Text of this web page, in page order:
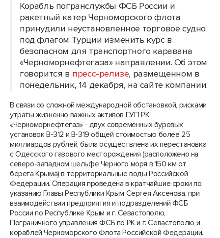
Корабль погранслужбы ФСБ России и
ракетный катер Черноморского флота
принудили неустановленное торговое судно
под флагом Турции изменить курс в
безопасном для транспортного каравана
«Черноморнефтегаза» направлении. Об этом
говорится в пресс-релизе, размещенном в
понедельник, 14 декабря, на сайте компании.
В связи со сложной международной обстановкой, рисками
утраты жизненно важных активов ГУП РК
«Черноморнефтегаз» - двух современных буровых
установок В-312 и В-319 общей стоимостью более 25
миллиардов рублей, была осуществлена их перестановка
с Одесского газового месторождения (расположено на
северо-западном шельфе Черного моря в 150 км от
берега Крыма) в территориальные воды Российской
Федерации. Операция проведена в кратчайшие сроки по
указанию Главы Республики Крым Сергея Аксенова, при
взаимодействии предприятия и подразделений ФСБ
России по Республике Крым и г. Севастополю,
Пограничного управления ФСБ по РК и г. Севастополю и
кораблей Черноморского Флота Российской Федерации.